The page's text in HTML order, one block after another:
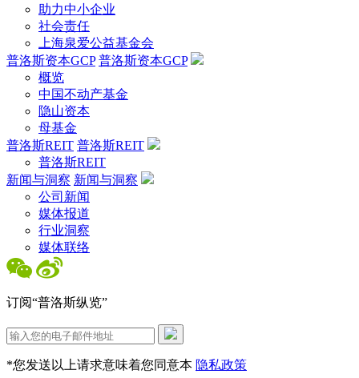
助力中小企业
社会责任
上海泉爱公益基金会
普洛斯资本GCP 普洛斯资本GCP
概览
中国不动产基金
隐山资本
母基金
普洛斯REIT 普洛斯REIT
普洛斯REIT
新闻与洞察 新闻与洞察
公司新闻
媒体报道
行业洞察
媒体联络
订阅“普洛斯纵览”
*您发送以上请求意味着您同意本 隐私政策